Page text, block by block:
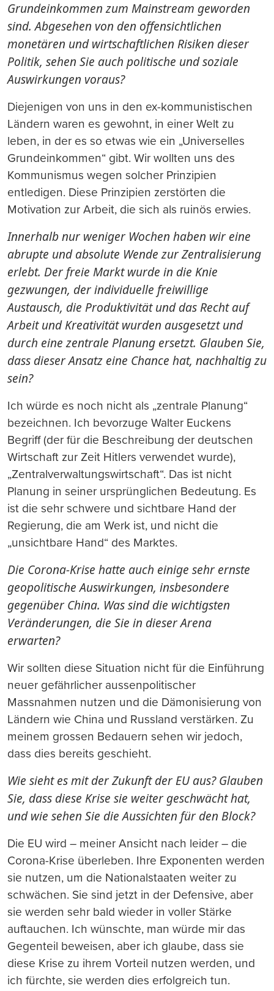
Grundeinkommen zum Mainstream geworden
sind. Abgesehen von den offensichtlichen
monetären und wirtschaftlichen Risiken dieser
Politik, sehen Sie auch politische und soziale
Auswirkungen voraus?
Diejenigen von uns in den ex-kommunistischen
Ländern waren es gewohnt, in einer Welt zu
leben, in der es so etwas wie ein „Universelles
Grundeinkommen“ gibt. Wir wollten uns des
Kommunismus wegen solcher Prinzipien
entledigen. Diese Prinzipien zerstörten die
Motivation zur Arbeit, die sich als ruinös erwies.
Innerhalb nur weniger Wochen haben wir eine
abrupte und absolute Wende zur Zentralisierung
erlebt. Der freie Markt wurde in die Knie
gezwungen, der individuelle freiwillige
Austausch, die Produktivität und das Recht auf
Arbeit und Kreativität wurden ausgesetzt und
durch eine zentrale Planung ersetzt. Glauben Sie,
dass dieser Ansatz eine Chance hat, nachhaltig zu
sein?
Ich würde es noch nicht als „zentrale Planung“
bezeichnen. Ich bevorzuge Walter Euckens
Begriff (der für die Beschreibung der deutschen
Wirtschaft zur Zeit Hitlers verwendet wurde),
„Zentralverwaltungswirtschaft“. Das ist nicht
Planung in seiner ursprünglichen Bedeutung. Es
ist die sehr schwere und sichtbare Hand der
Regierung, die am Werk ist, und nicht die
„unsichtbare Hand“ des Marktes.
Die Corona-Krise hatte auch einige sehr ernste
geopolitische Auswirkungen, insbesondere
gegenüber China. Was sind die wichtigsten
Veränderungen, die Sie in dieser Arena
erwarten?
Wir sollten diese Situation nicht für die Einführung
neuer gefährlicher aussenpolitischer
Massnahmen nutzen und die Dämonisierung von
Ländern wie China und Russland verstärken. Zu
meinem grossen Bedauern sehen wir jedoch,
dass dies bereits geschieht.
Wie sieht es mit der Zukunft der EU aus? Glauben
Sie, dass diese Krise sie weiter geschwächt hat,
und wie sehen Sie die Aussichten für den Block?
Die EU wird – meiner Ansicht nach leider – die
Corona-Krise überleben. Ihre Exponenten werden
sie nutzen, um die Nationalstaaten weiter zu
schwächen. Sie sind jetzt in der Defensive, aber
sie werden sehr bald wieder in voller Stärke
auftauchen. Ich wünschte, man würde mir das
Gegenteil beweisen, aber ich glaube, dass sie
diese Krise zu ihrem Vorteil nutzen werden, und
ich fürchte, sie werden dies erfolgreich tun.